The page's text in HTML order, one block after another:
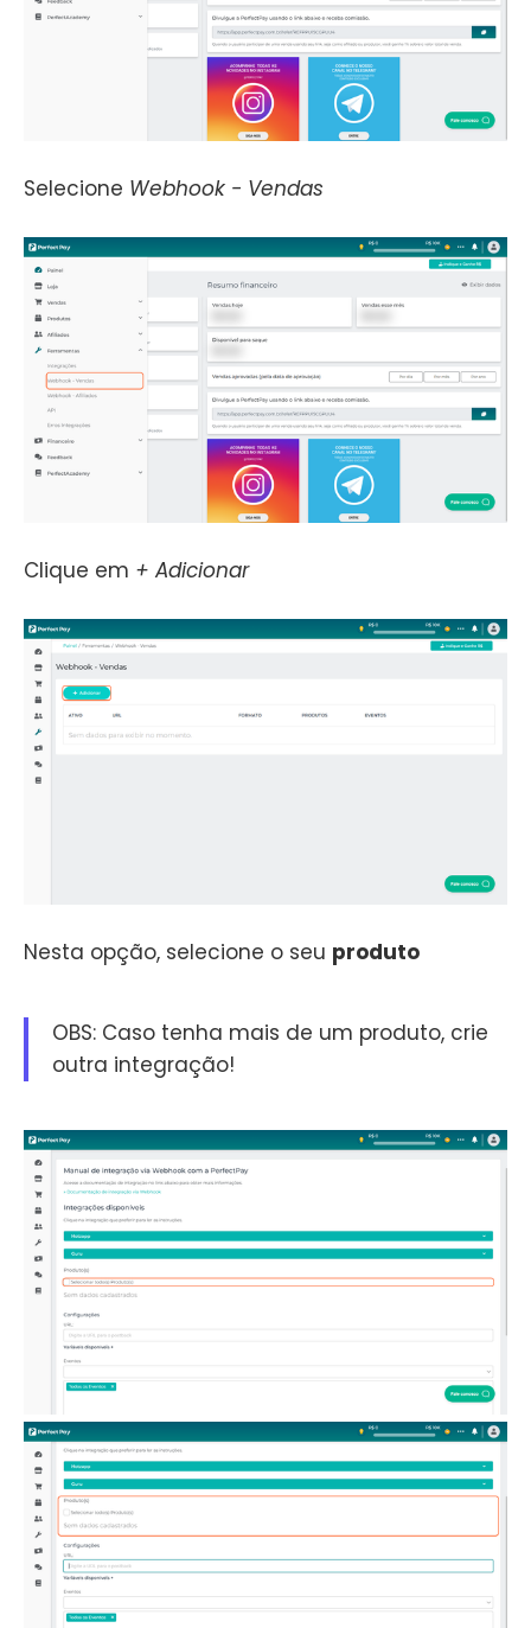
Selecione Webhook - Vendas
Clique em + Adicionar
Nesta opção, selecione o seu produto
OBS: Caso tenha mais de um produto, crie
outra integração!